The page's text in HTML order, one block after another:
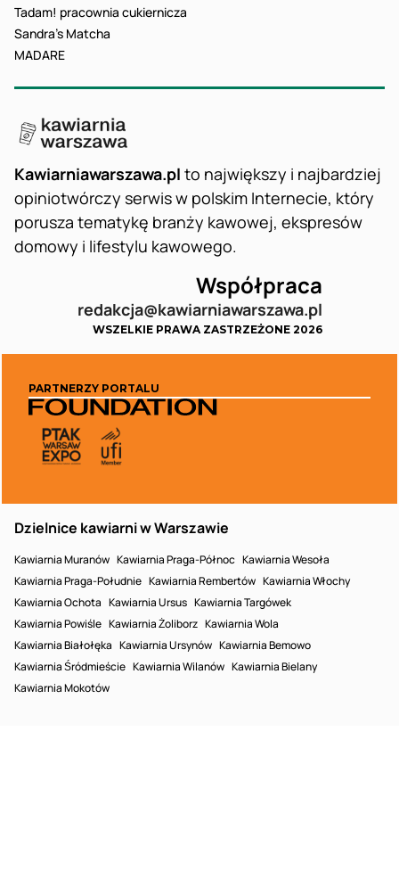
Tadam! pracownia cukiernicza
Sandra’s Matcha
MADARE
Kawiarniawarszawa.pl to największy i najbardziej
opiniotwórczy serwis w polskim Internecie, który
porusza tematykę branży kawowej, ekspresów
domowy i lifestylu kawowego.
Współpraca
redakcja@kawiarniawarszawa.pl
WSZELKIE PRAWA ZASTRZEŻONE 2026
PARTNERZY PORTALU
Dzielnice kawiarni w Warszawie
Kawiarnia Muranów Kawiarnia Praga-Północ Kawiarnia Wesoła
Kawiarnia Praga-Południe Kawiarnia Rembertów Kawiarnia Włochy
Kawiarnia Ochota Kawiarnia Ursus Kawiarnia Targówek
Kawiarnia Powiśle Kawiarnia Żoliborz Kawiarnia Wola
Kawiarnia Białołęka Kawiarnia Ursynów Kawiarnia Bemowo
Kawiarnia Śródmieście Kawiarnia Wilanów Kawiarnia Bielany
Kawiarnia Mokotów